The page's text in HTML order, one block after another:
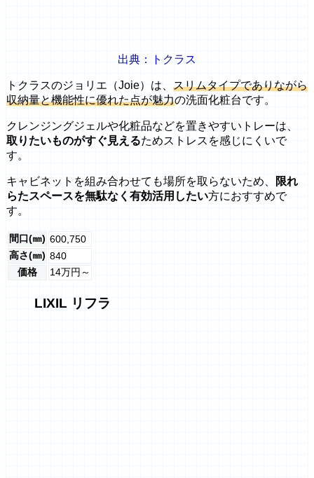
出典：トクラス
トクラスのジョリエ（Joie）は、 スリムタイプでありながら
収納量と機能性に優れた点が魅力の洗面化粧台です。
クレンジングジェルや化粧品などを置きやすいトレーは、
取りたいものがすぐ見えるためストレスを感じにくいで
す。
キャビネットを組み合わせても場所を取らないため、
限れ
らたスペースを無駄なく有効活用したい方におすすめで
す。
間口(㎜) 600,750
高さ(㎜) 840
価格
14万円～
LIXIL リフラ